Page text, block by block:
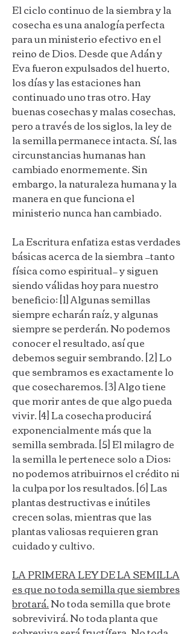
El ciclo continuo de la siembra y la
cosecha es una analogía perfecta
para un ministerio efectivo en el
reino de Dios. Desde que Adán y
Eva fueron expulsados del huerto,
los días y las estaciones han
continuado uno tras otro. Hay
buenas cosechas y malas cosechas,
pero a través de los siglos, la ley de
la semilla permanece intacta. Sí, las
circunstancias humanas han
cambiado enormemente. Sin
embargo, la naturaleza humana y la
manera en que funciona el
ministerio nunca han cambiado.
La Escritura enfatiza estas verdades
básicas acerca de la siembra —tanto
física como espiritual— y siguen
siendo válidas hoy para nuestro
beneficio: [1] Algunas semillas
siempre echarán raíz, y algunas
siempre se perderán. No podemos
conocer el resultado, así que
debemos seguir sembrando. [2] Lo
que sembramos es exactamente lo
que cosecharemos. [3] Algo tiene
que morir antes de que algo pueda
vivir. [4] La cosecha producirá
exponencialmente más que la
semilla sembrada. [5] El milagro de
la semilla le pertenece solo a Dios;
no podemos atribuirnos el crédito ni
la culpa por los resultados. [6] Las
plantas destructivas e inútiles
crecen solas, mientras que las
plantas valiosas requieren gran
cuidado y cultivo.
LA PRIMERA LEY DE LA SEMILLA
es que no toda semilla que siembres
brotará.No toda semilla que brote
sobrevivirá. No toda planta que